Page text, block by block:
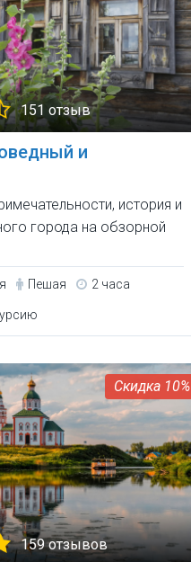
151 отзыв
и
история и
города на обзорной
Пешая 2 часа
10%
159 отзывов